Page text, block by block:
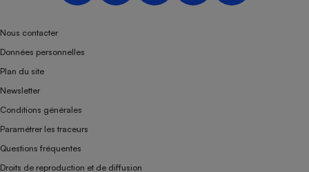
Nous contacter
Données personnelles
Plan du site
Newsletter
Conditions générales
Paramétrer les traceurs
Questions fréquentes
Droits de reproduction et de diffusion